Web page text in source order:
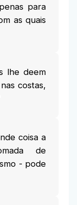
para
as quais
lhe deem
costas,
coisa a
de
- pode